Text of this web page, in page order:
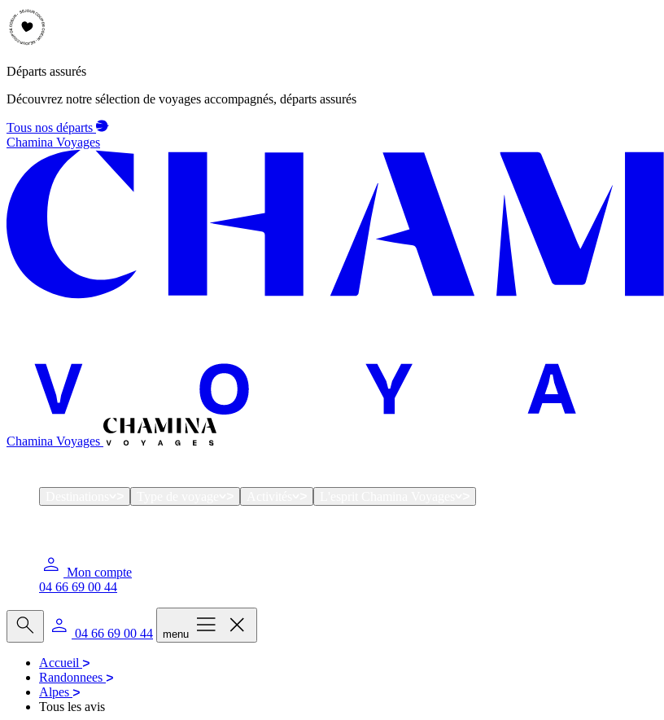
Départs assurés
Découvrez notre sélection de voyages accompagnés, départs assurés
Tous nos départs
Chamina Voyages
Chamina Voyages
Mon compte
04 66 69 00 44
04 66 69 00 44 menu
Accueil
Randonnees
Alpes
Tous les avis